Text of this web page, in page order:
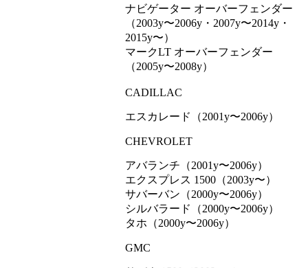
ナビゲーター オーバーフェンダー
（2003y〜2006y・2007y〜2014y・
2015y〜）
マークLT オーバーフェンダー
（2005y〜2008y）
CADILLAC
エスカレード（2001y〜2006y）
CHEVROLET
アバランチ（2001y〜2006y）
エクスプレス 1500（2003y〜）
サバーバン（2000y〜2006y）
シルバラード（2000y〜2006y）
タホ（2000y〜2006y）
GMC